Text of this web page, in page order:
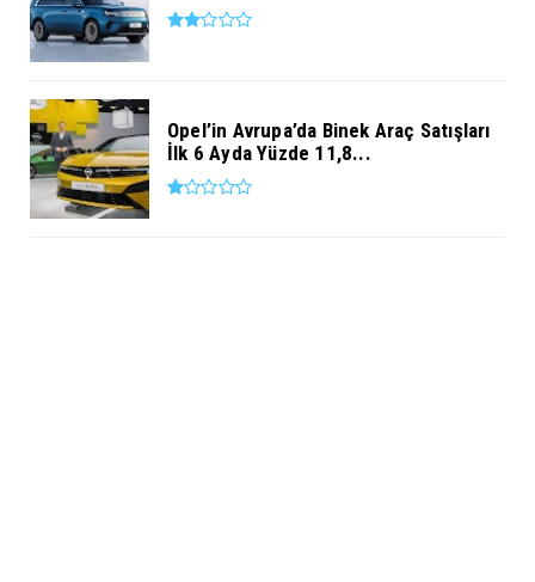
Opel’in Avrupa’da Binek Araç Satışları
İlk 6 Ayda Yüzde 11,8...